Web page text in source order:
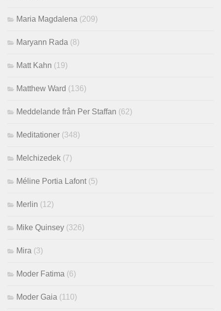
Maria Magdalena (209)
Maryann Rada (8)
Matt Kahn (19)
Matthew Ward (136)
Meddelande från Per Staffan (62)
Meditationer (348)
Melchizedek (7)
Méline Portia Lafont (5)
Merlin (12)
Mike Quinsey (326)
Mira (3)
Moder Fatima (6)
Moder Gaia (110)